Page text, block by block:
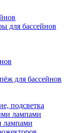
для бассейнов
для бассейнов
подсветка
лампами
лампами